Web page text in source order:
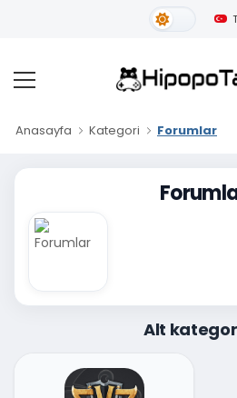
Anasayfa Kategori Forumlar
Alt